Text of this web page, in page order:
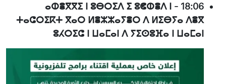
18:06
-
ⴰⵀⴻⴳⴳⵉ ⵏ ⵓⴱⵔⵉⴷ ⵉ ⵓⵞⵀⴻⴷ ⵏ
ⵜⴰⵛⵔⵉⴽⵜ ⴳⴰⵔ ⵍⴻⵣⵣⴰⵢⴻⵔ ⴷ ⵍⵉⴱⵢⴰ ⴷⴻⴳ
ⵓⵃⵔⵉⵛ ⵏ ⵡⴰⵎⴰⵏ ⴷ ⵢⵉⵙⵓⴼⴰ ⵏ ⵡⴰⵎⴰⵏ